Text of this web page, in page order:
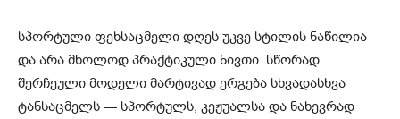
სპორტული ფეხსაცმელი დღეს უკვე სტილის ნაწილია
და არა მხოლოდ პრაქტიკული ნივთი. სწორად
შერჩეული მოდელი მარტივად ერგება სხვადასხვა
ტანსაცმელს — სპორტულს, კეჟუალსა და ნახევრად